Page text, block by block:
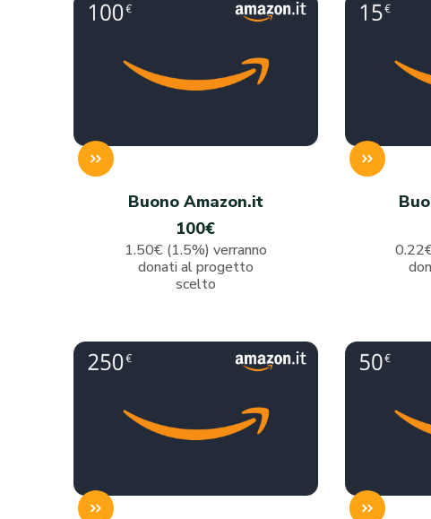
Buono Amazon.it
100€
1.50€ (1.5%) verranno
donati al progetto
scelto